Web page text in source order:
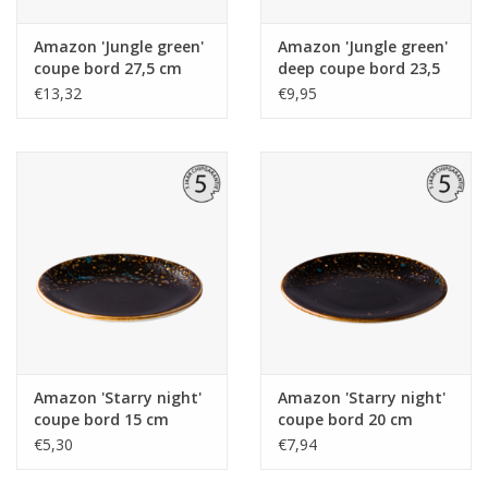
Amazon 'Jungle green'
coupe bord 27,5 cm
€13,32
Amazon 'Jungle green'
deep coupe bord 23,5
cm
€9,95
Amazon 'Starry night'
coupe bord 15 cm
€5,30
Amazon 'Starry night'
coupe bord 20 cm
€7,94